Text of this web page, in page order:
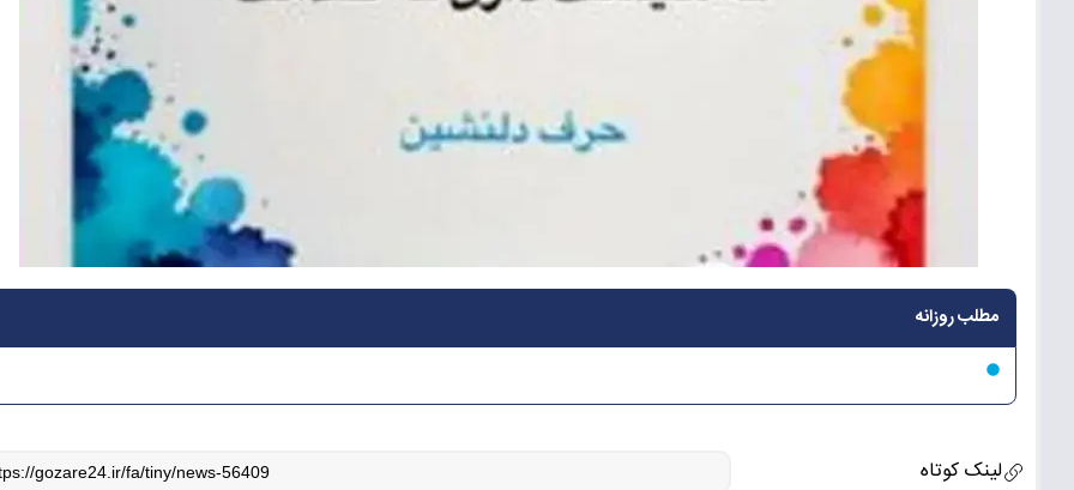
مطلب روزانه
لینک کوتاه